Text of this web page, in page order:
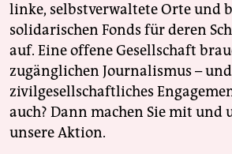
linke, selbstverwaltete Orte und
solidarischen Fonds für deren
auf. Eine offene Gesellschaft
zugänglichen Journalismus – und
zivilgesellschaftliches
auch? Dann machen Sie mit und
unsere Aktion.